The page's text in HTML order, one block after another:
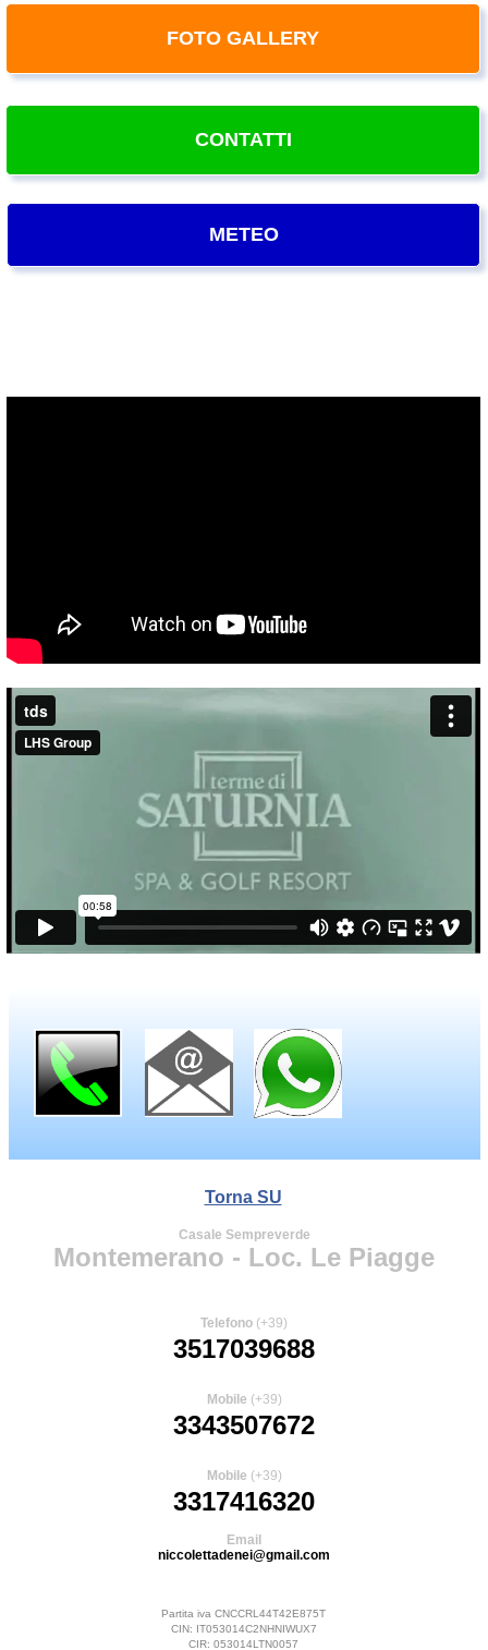
FOTO GALLERY
CONTATTI
METEO
Torna SU
Casale Sempreverde
Montemerano - Loc. Le Piagge
Telefono (+39)
3517039688
Mobile (+39)
3343507672
Mobile (+39)
3317416320
Email
niccolettadenei@gmail.com
Partita iva CNCCRL44T42E875T
CIN: IT053014C2NHNIWUX7
CIR: 053014LTN0057